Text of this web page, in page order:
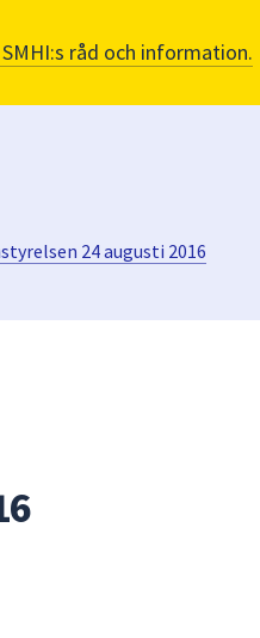
SMHI:s råd och information.
24 augusti 2016